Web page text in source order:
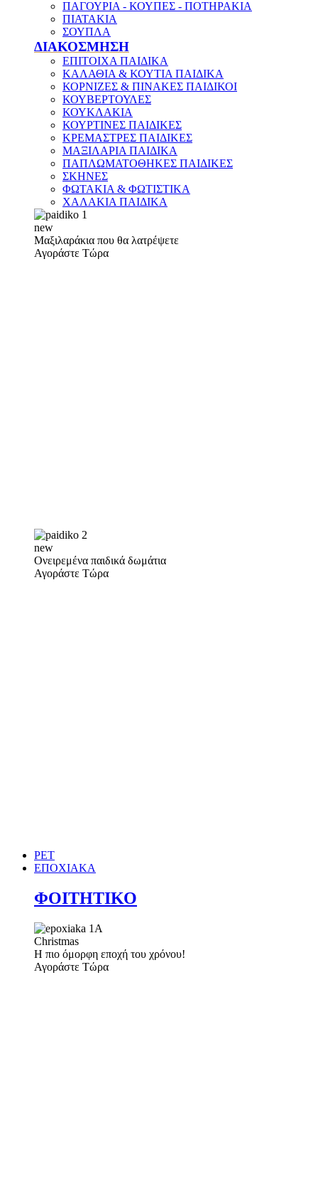
ΠΑΓΟΥΡΙΑ - ΚΟΥΠΕΣ - ΠΟΤΗΡΑΚΙΑ
ΠΙΑΤΑΚΙΑ
ΣΟΥΠΛΑ
ΔΙΑΚΟΣΜΗΣΗ
ΕΠΙΤΟΙΧΑ ΠΑΙΔΙΚΑ
ΚΑΛΑΘΙΑ & ΚΟΥΤΙΑ ΠΑΙΔΙΚΑ
ΚΟΡΝΙΖΕΣ & ΠΙΝΑΚΕΣ ΠΑΙΔΙΚΟΙ
ΚΟΥΒΕΡΤΟΥΛΕΣ
ΚΟΥΚΛΑΚΙΑ
ΚΟΥΡΤΙΝΕΣ ΠΑΙΔΙΚΕΣ
ΚΡΕΜΑΣΤΡΕΣ ΠΑΙΔΙΚΕΣ
ΜΑΞΙΛΑΡΙΑ ΠΑΙΔΙΚΑ
ΠΑΠΛΩΜΑΤΟΘΗΚΕΣ ΠΑΙΔΙΚΕΣ
ΣΚΗΝΕΣ
ΦΩΤΑΚΙΑ & ΦΩΤΙΣΤΙΚΑ
ΧΑΛΑΚΙΑ ΠΑΙΔΙΚΑ
new
Μαξιλαράκια που θα λατρέψετε
Αγοράστε Τώρα
new
Ονειρεμένα παιδικά δωμάτια
Αγοράστε Τώρα
PET
ΕΠΟΧΙΑΚΑ
ΦΟΙΤΗΤΙΚΟ
Christmas
Η πιο όμορφη εποχή του χρόνου!
Αγοράστε Τώρα